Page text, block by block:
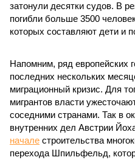
затонули десятки судов. В
погибли больше 3500
которых составляют дети и
Напомним, ряд европейских
последних нескольких
миграционный кризис. Для
мигрантов власти
соседними странами. Так в
внутренних дел Австрии
начале строительства
перехода Шпильфельд,